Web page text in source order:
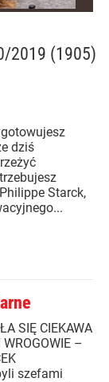
2019 (1905)
dziś
Starck,
SIĘ CIEKAWA
–
szefami